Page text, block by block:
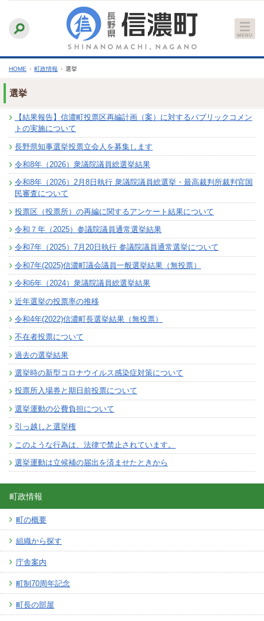
文
へ
ふりがなをつける
文字サイズ
縮小 標準 拡大
HOME › 町政情報 › 選挙
選挙
【結果報告】信濃町投票区再編計画（案）に対するパブリックコメン
トの実施について
長野県知事選挙投票立会人を募集します
令和8年（2026）衆議院議員総選挙結果
令和8年（2026）2月8日執行 衆議院議員総選挙・最高裁判所裁判官国
民審査について
投票区（投票所）の再編に関するアンケート結果について
令和７年（2025）参議院議員通常選挙結果
令和7年（2025）7月20日執行 参議院議員通常選挙について
令和7年(2025)信濃町議会議員一般選挙結果（無投票）
令和6年（2024）衆議院議員総選挙結果
近年選挙の投票率の推移
令和4年(2022)信濃町長選挙結果（無投票）
不在者投票について
過去の選挙結果
選挙時の新型コロナウイルス感染症対策について
投票所入場券と期日前投票について
選挙運動の公費負担について
引っ越しと選挙権
このような行為は、法律で禁止されています。
選挙運動は立候補の届出を済ませたときから
町政情報
町の概要
組織から探す
庁舎案内
町制70周年記念
町長の部屋